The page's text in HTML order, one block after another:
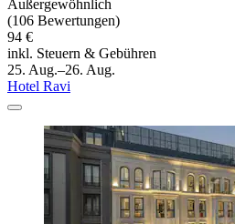
Außergewöhnlich
(106 Bewertungen)
94 €
inkl. Steuern & Gebühren
25. Aug.–26. Aug.
Hotel Ravi